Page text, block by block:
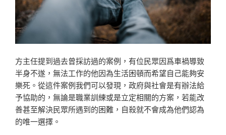
方主任提到過去曾採訪過的案例，有位民眾因爲車禍導致
半身不遂，無法工作的他因為生活困頓而希望自己能夠安
樂死。從這件案例我們可以發現，政府與社會是有辦法給
予協助的，無論是職業訓練或是立定相關的方案，若能改
善甚至解決民眾所遇到的困難，自殺就不會成為他們認為
的唯一選擇。